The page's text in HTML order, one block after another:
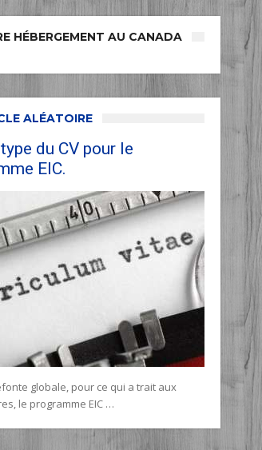
HÉBERGEMENT AU CANADA
ALÉATOIRE
du CV pour le
EIC.
globale, pour ce qui a trait aux
le programme EIC …